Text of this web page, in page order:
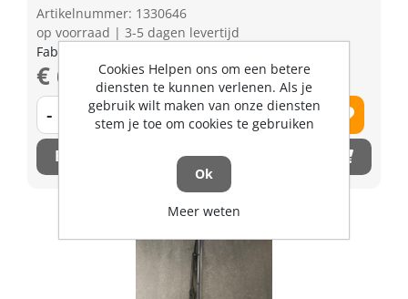
Artikelnummer: 1330646
op voorraad | 3-5 dagen levertijd
Fabrikant artikel nummer: TA04371600
€ 63,32 excl. BTW
- +
Bestel nu!
Cookies Helpen ons om een betere
diensten te kunnen verlenen. Als je
gebruik wilt maken van onze diensten
stem je toe om cookies te gebruiken
Ok
Meer weten